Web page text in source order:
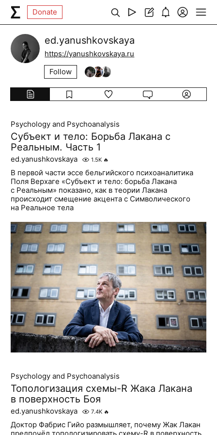
Donate
ed.yanushkovskaya
https://yanushkovskaya.ru
Follow
Psychology and Psychoanalysis
Субъект и тело: Борьба Лакана с
Реальным. Часть 1
ed.yanushkovskaya 1.5K 🔥
В первой части эссе бельгийского психоаналитика
Поля Верхаге «Субъект и тело: борьба Лакана
с Реальным» показано, как в теории Лакана
происходит смещение акцента с Символического
на Реальное тела
Psychology and Psychoanalysis
Топологизация схемы-R Жака Лакана
в поверхность Боя
ed.yanushkovskaya 7.4K 🔥
Доктор Фабрис Гийо размышляет, почему Жак Лакан